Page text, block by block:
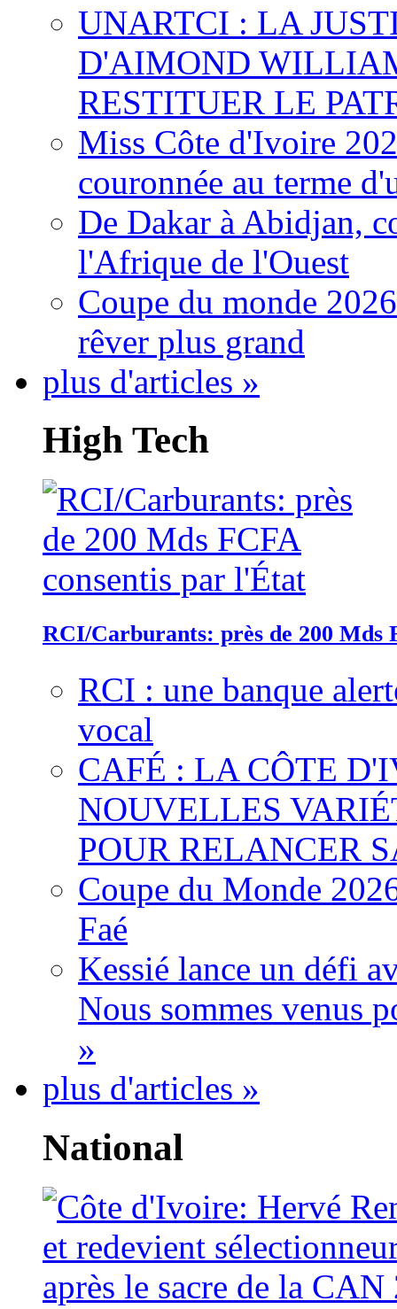
UNARTCI : LA
D'AIMOND
RESTITUER LE
Miss Côte d'Ivoire
couronnée au terme
De Dakar à Abidjan,
l'Afrique de l'Ouest
Coupe du monde
rêver plus grand
plus d'articles »
High Tech
RCI/Carburants: près de 200 Mds
RCI : une banque
vocal
CAFÉ : LA CÔTE
NOUVELLES
POUR RELANCER
Coupe du Monde
Faé
Kessié lance un défi
Nous sommes venus
»
plus d'articles »
National